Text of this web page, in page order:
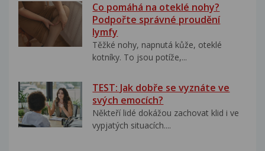
Co pomáhá na oteklé nohy?
Podpořte správné proudění
lymfy
Těžké nohy, napnutá kůže, oteklé
kotníky. To jsou potíže,...
TEST: Jak dobře se vyznáte ve
svých emocích?
Někteří lidé dokážou zachovat klid i ve
vypjatých situacích....